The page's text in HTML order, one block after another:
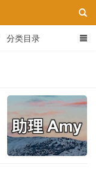
分类目录